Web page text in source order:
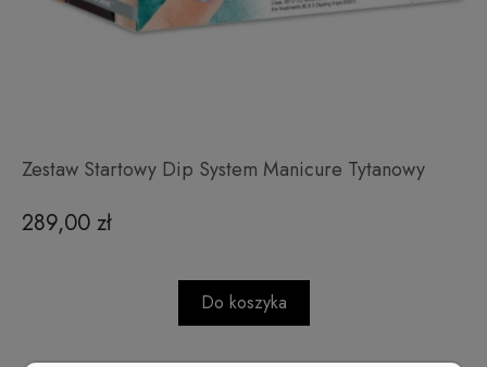
Zestaw Startowy Dip System Manicure Tytanowy
289,00 zł
Do koszyka